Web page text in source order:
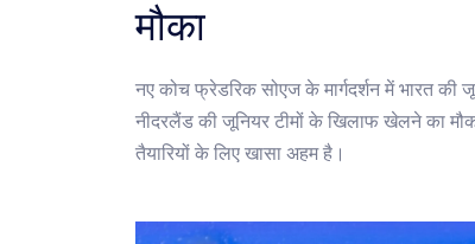
मौका
नए कोच फ्रेडरिक सोएज के मार्गदर्शन में भारत की
नीदरलैंड की जूनियर टीमों के खिलाफ खेलने का
तैयारियों के लिए खासा अहम है।